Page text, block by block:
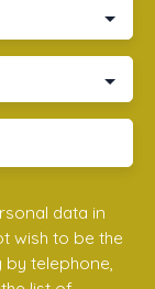
data in
wish to be the
telephone,